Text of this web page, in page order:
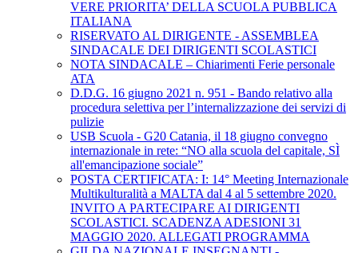
VERE PRIORITA’ DELLA SCUOLA PUBBLICA
ITALIANA
RISERVATO AL DIRIGENTE - ASSEMBLEA
SINDACALE DEI DIRIGENTI SCOLASTICI
NOTA SINDACALE – Chiarimenti Ferie personale
ATA
D.D.G. 16 giugno 2021 n. 951 - Bando relativo alla
procedura selettiva per l’internalizzazione dei servizi di
pulizie
USB Scuola - G20 Catania, il 18 giugno convegno
internazionale in rete: “NO alla scuola del capitale, SÌ
all'emancipazione sociale”
POSTA CERTIFICATA: I: 14° Meeting Internazionale
Multikulturalità a MALTA dal 4 al 5 settembre 2020.
INVITO A PARTECIPARE AI DIRIGENTI
SCOLASTICI. SCADENZA ADESIONI 31
MAGGIO 2020. ALLEGATI PROGRAMMA